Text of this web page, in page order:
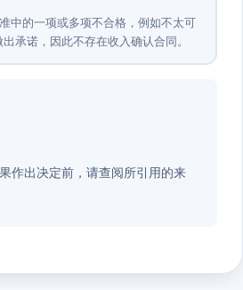
中的一项或多项不合格，例如不太可
承诺，因此不存在收入确认合同。
作出决定前，请查阅所引用的来